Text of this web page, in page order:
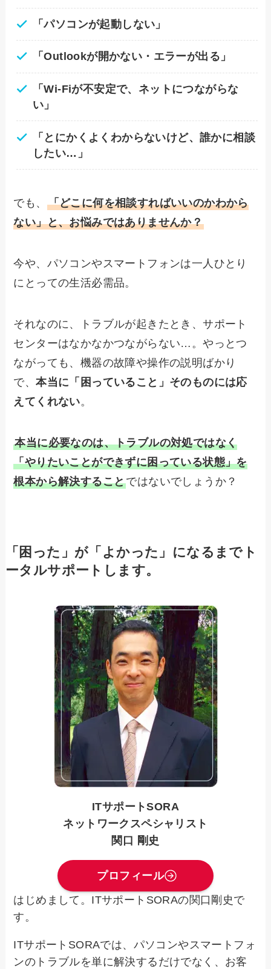
「パソコンが起動しない」
「Outlookが開かない・エラーが出る」
「Wi-Fiが不安定で、ネットにつながらな
い」
「とにかくよくわからないけど、誰かに相談
したい…」
でも、 「どこに何を相談すればいいのかわから
ない」と、お悩みではありませんか？
今や、パソコンやスマートフォンは一人ひとり
にとっての生活必需品。
それなのに、トラブルが起きたとき、サポート
センターはなかなかつながらない…。やっとつ
ながっても、機器の故障や操作の説明ばかり
で、本当に「困っていること」そのものには応
えてくれない。
本当に必要なのは、トラブルの対処ではなく
「やりたいことができずに困っている状態」を
根本から解決することではないでしょうか？
「困った」が「よかった」になるまでト
ータルサポートします。
ITサポートSORA
ネットワークスペシャリスト
関口 剛史
プロフィール
はじめまして。ITサポートSORAの関口剛史で
す。
ITサポートSORAでは、パソコンやスマートフォ
ンのトラブルを単に解決するだけでなく、お客